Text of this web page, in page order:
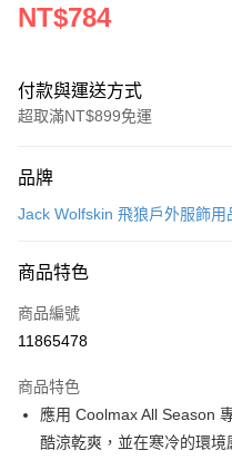
NT$784
付款與運送方式
超取滿NT$899免運
信用卡一次付款
Apple Pay
街口支付
Google Pay
全盈+PAY
品牌
Jack Wolfskin 飛狼戶外服飾用
商品特色
商品編號
11865478
商品特色
應用 Coolmax All Season
酷涼乾爽，並在寒冷的環境